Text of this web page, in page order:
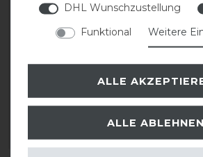
Stassek Equifix Faulpelz
DHL Wunschzustellung
Funktional
Weitere
ALLE
ALLE ABLEHNEN